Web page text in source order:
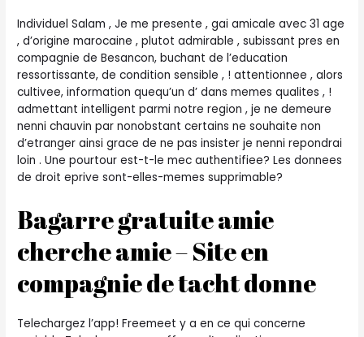
Individuel Salam , Je me presente , gai amicale avec 31 age
, d’origine marocaine , plutot admirable , subissant pres en
compagnie de Besancon, buchant de l’education
ressortissante, de condition sensible , ! attentionnee , alors
cultivee, information quequ’un d’ dans memes qualites , !
admettant intelligent parmi notre region , je ne demeure
nenni chauvin par nonobstant certains ne souhaite non
d’etranger ainsi grace de ne pas insister je nenni repondrai
loin . Une pourtour est-t-le mec authentifiee? Les donnees
de droit eprive sont-elles-memes supprimable?
Bagarre gratuite amie
cherche amie – Site en
compagnie de tacht donne
Telechargez l’app! Freemeet y a en ce qui concerne